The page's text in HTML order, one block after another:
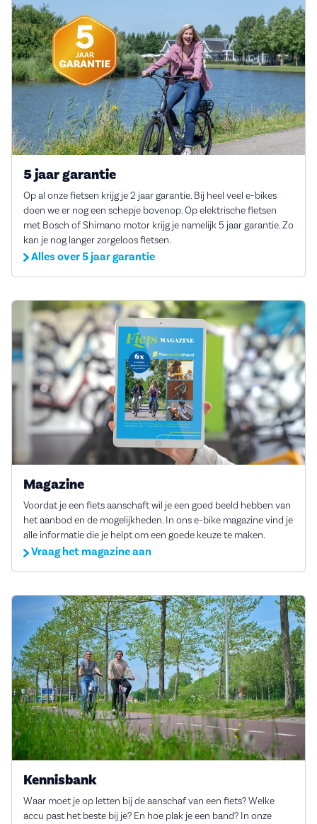
5 jaar garantie
Op al onze fietsen krijg je 2 jaar garantie. Bij heel veel e-bikes
doen we er nog een schepje bovenop. Op elektrische fietsen
met Bosch of Shimano motor krijg je namelijk 5 jaar garantie. Zo
kan je nog langer zorgeloos fietsen.
Alles over 5 jaar garantie
Magazine
Voordat je een fiets aanschaft wil je een goed beeld hebben van
het aanbod en de mogelijkheden. In ons e-bike magazine vind je
alle informatie die je helpt om een goede keuze te maken.
Vraag het magazine aan
Kennisbank
Waar moet je op letten bij de aanschaf van een fiets? Welke
accu past het beste bij je? En hoe plak je een band? In onze